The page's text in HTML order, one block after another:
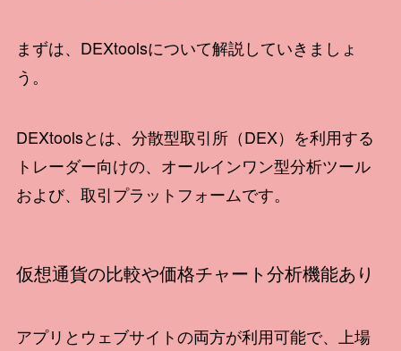
まずは、DEXtoolsについて解説していきましょ
う。
DEXtoolsとは、分散型取引所（DEX）を利用する
トレーダー向けの、オールインワン型分析ツール
および、取引プラットフォームです。
仮想通貨の比較や価格チャート分析機能あり
アプリとウェブサイトの両方が利用可能で、上場